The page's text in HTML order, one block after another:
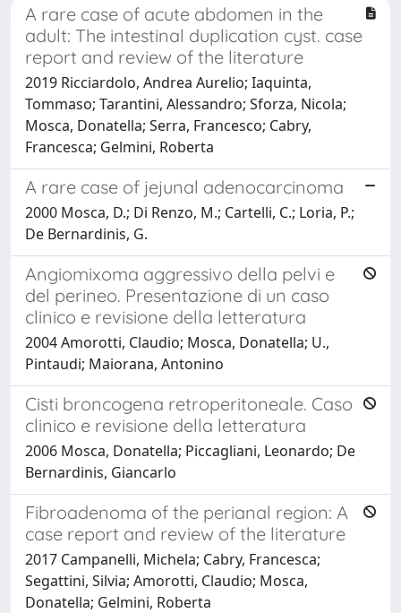
A rare case of acute abdomen in the
adult: The intestinal duplication cyst. case
report and review of the literature
2019 Ricciardolo, Andrea Aurelio; Iaquinta,
Tommaso; Tarantini, Alessandro; Sforza, Nicola;
Mosca, Donatella; Serra, Francesco; Cabry,
Francesca; Gelmini, Roberta
A rare case of jejunal adenocarcinoma
2000 Mosca, D.; Di Renzo, M.; Cartelli, C.; Loria, P.;
De Bernardinis, G.
Angiomixoma aggressivo della pelvi e
del perineo. Presentazione di un caso
clinico e revisione della letteratura
2004 Amorotti, Claudio; Mosca, Donatella; U.,
Pintaudi; Maiorana, Antonino
Cisti broncogena retroperitoneale. Caso
clinico e revisione della letteratura
2006 Mosca, Donatella; Piccagliani, Leonardo; De
Bernardinis, Giancarlo
Fibroadenoma of the perianal region: A
case report and review of the literature
2017 Campanelli, Michela; Cabry, Francesca;
Segattini, Silvia; Amorotti, Claudio; Mosca,
Donatella; Gelmini, Roberta